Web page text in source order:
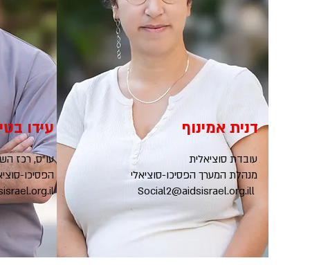
עידו
עו"ס, רכז
הפסיכו-
דנית אמינוף
עובדת סוציאלית
מנהלת המערך הפסיכו-סוציאלי
Social2@aidsisrael.org.ill